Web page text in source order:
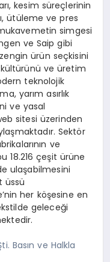
kesim süreçlerinin
ütüleme ve pres
simgesi
ve Saip gibi
ürün seçkisini
ve üretim
teknolojik
yarım asırlık
ve yasal
sitesi üzerinden
Sektör
ve
18.216 çeşit ürüne
ulaşabilmesini
üssü
her köşesine en
geleceği
Basın ve Halkla